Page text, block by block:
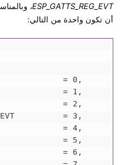
ESP_GATTS_REG_EVT،
أن تكون واحدة من التالي:
= 0,
= 1,
= 2,
= 3,
= 4,
= 5,
= 6,